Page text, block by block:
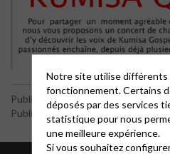
Publié le 1 avril 2023
Publié par le webmaster
Notre site utilise différents
fonctionnement. Certains
déposés par des services
statistique pour nous
une meilleure expérience.
Si vous souhaitez